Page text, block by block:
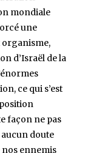
mondiale
une
organisme,
d’Israël de la
ce qui s’est
façon ne pas
doute
ennemis